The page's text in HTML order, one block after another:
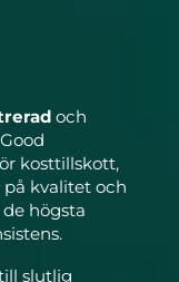
och
kosttillskott,
kvalitet och
högsta
slutlig